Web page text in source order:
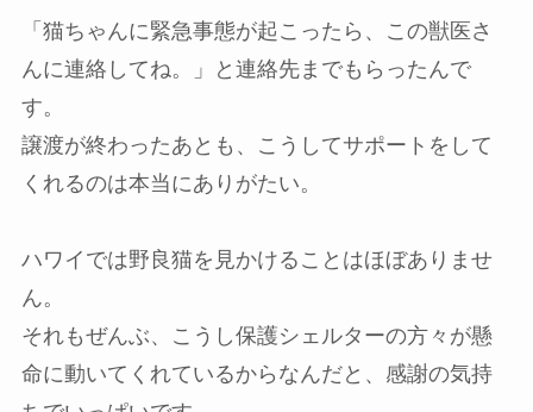
「猫ちゃんに緊急事態が起こったら、この獣医さ
んに連絡してね。」と連絡先までもらったんで
す。
譲渡が終わったあとも、こうしてサポートをして
くれるのは本当にありがたい。
ハワイでは野良猫を見かけることはほぼありませ
ん。
それもぜんぶ、こうし保護シェルターの方々が懸
命に動いてくれているからなんだと、感謝の気持